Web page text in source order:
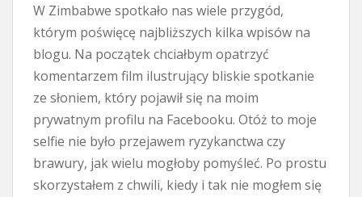
W Zimbabwe spotkało nas wiele przygód,
którym poświęcę najbliższych kilka wpisów na
blogu. Na początek chciałbym opatrzyć
komentarzem film ilustrujący bliskie spotkanie
ze słoniem, który pojawił się na moim
prywatnym profilu na Facebooku. Otóż to moje
selfie nie było przejawem ryzykanctwa czy
brawury, jak wielu mogłoby pomyśleć. Po prostu
skorzystałem z chwili, kiedy i tak nie mogłem się